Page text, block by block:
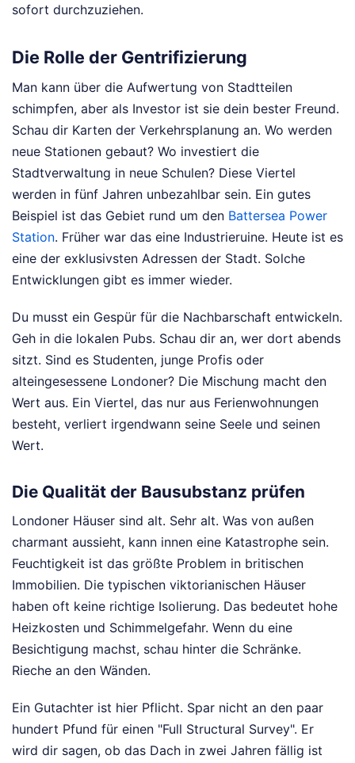
sofort durchzuziehen.
Die Rolle der Gentrifizierung
Man kann über die Aufwertung von Stadtteilen
schimpfen, aber als Investor ist sie dein bester Freund.
Schau dir Karten der Verkehrsplanung an. Wo werden
neue Stationen gebaut? Wo investiert die
Stadtverwaltung in neue Schulen? Diese Viertel
werden in fünf Jahren unbezahlbar sein. Ein gutes
Beispiel ist das Gebiet rund um den Battersea Power
Station. Früher war das eine Industrieruine. Heute ist es
eine der exklusivsten Adressen der Stadt. Solche
Entwicklungen gibt es immer wieder.
Du musst ein Gespür für die Nachbarschaft entwickeln.
Geh in die lokalen Pubs. Schau dir an, wer dort abends
sitzt. Sind es Studenten, junge Profis oder
alteingesessene Londoner? Die Mischung macht den
Wert aus. Ein Viertel, das nur aus Ferienwohnungen
besteht, verliert irgendwann seine Seele und seinen
Wert.
Die Qualität der Bausubstanz prüfen
Londoner Häuser sind alt. Sehr alt. Was von außen
charmant aussieht, kann innen eine Katastrophe sein.
Feuchtigkeit ist das größte Problem in britischen
Immobilien. Die typischen viktorianischen Häuser
haben oft keine richtige Isolierung. Das bedeutet hohe
Heizkosten und Schimmelgefahr. Wenn du eine
Besichtigung machst, schau hinter die Schränke.
Rieche an den Wänden.
Ein Gutachter ist hier Pflicht. Spar nicht an den paar
hundert Pfund für einen "Full Structural Survey". Er
wird dir sagen, ob das Dach in zwei Jahren fällig ist